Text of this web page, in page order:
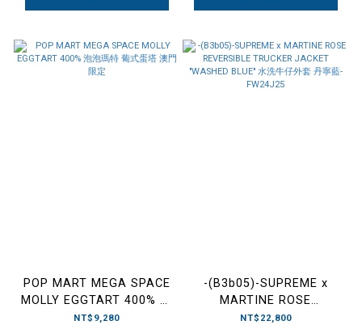
POP MART MEGA SPACE
MOLLY EGGTART 400% 泡
泡瑪特 葡式蛋塔 澳門限定
NT$9,280
-(B3b05)-SUPREME x
MARTINE ROSE
REVERSIBLE TRUCKER
NT$22,800